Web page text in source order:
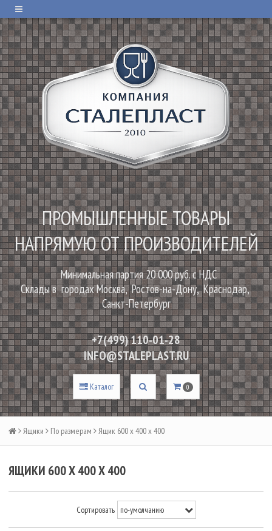
ПРОМЫШЛЕННЫЕ ТОВАРЫ
НАПРЯМУЮ ОТ ПРОИЗВОДИТЕЛЕЙ
Минимальная партия 20 000 руб. с НДС
Склады в городах Москва, Ростов-на-Дону, Краснодар,
Санкт-Петербург
+7(499) 110-01-28
INFO@STALEPLAST.RU
Каталог 0
Ящики По размерам Ящик 600 х 400 х 400
ЯЩИКИ 600 Х 400 Х 400
Сортировать